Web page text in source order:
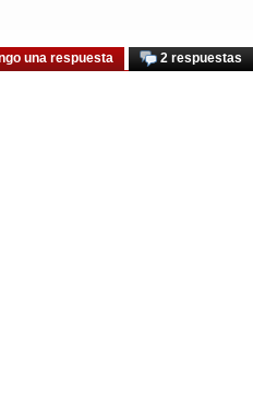
2 respuestas
una respuesta